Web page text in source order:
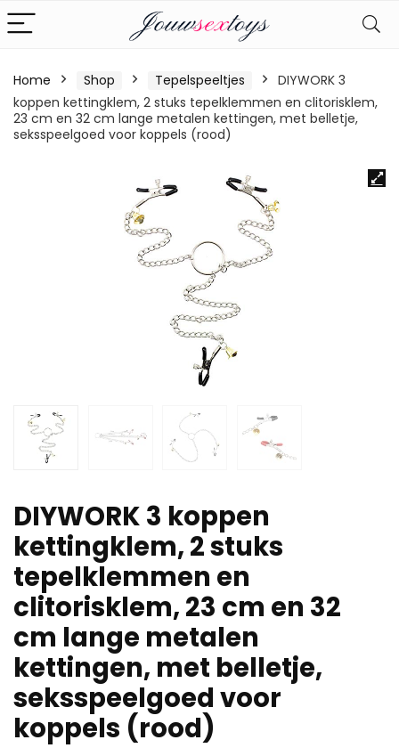
Home Shop Tepelspeeltjes
DIYWORK 3
koppen kettingklem, 2 stuks tepelklemmen en clitorisklem,
23 cm en 32 cm lange metalen kettingen, met belletje,
seksspeelgoed voor koppels (rood)
DIYWORK 3 koppen
kettingklem, 2 stuks
tepelklemmen en
clitorisklem, 23 cm en 32
cm lange metalen
kettingen, met belletje,
seksspeelgoed voor
koppels (rood)